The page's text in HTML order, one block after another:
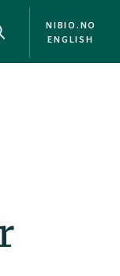
NIBIO.NO
ENGLISH